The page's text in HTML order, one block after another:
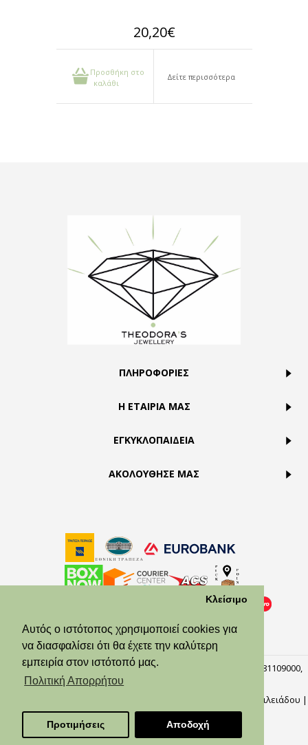
Αυτός ο ιστότοπος χρησιμοποιεί cookies για
να διασφαλίσει ότι θα έχετε την καλύτερη
εμπειρία στον ιστότοπό μας.
Πολιτική Απορρήτου
Κλείσιμο
Προτιμήσεις Αποδοχή
20,20€
Προσθήκη στο
καλάθι
Δείτε περισσότερα
ΠΛΗΡΟΦΟΡΙΕΣ
Η ΕΤΑΙΡΙΑ ΜΑΣ
ΕΓΚΥΚΛΟΠΑΙΔΕΙΑ
ΑΚΟΛΟΥΘΗΣΕ ΜΑΣ
© Theodora’s Jewelry 2026. All Rights Reserved. ΑΡ.ΓΕΜΗ:158381109000,
Πειραιάς, 18537.
Ναυσικά Βασιλειάδου |
Προγραμματιστής: Κωνσταντίνος Κοκορδέλης
Web Design